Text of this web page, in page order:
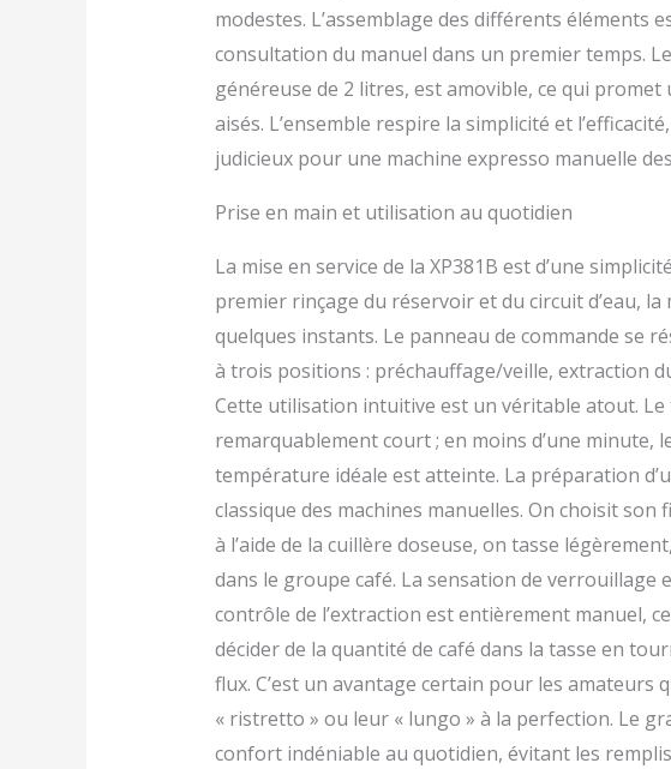
modestes. L’assemblage des différents éléments
consultation du manuel dans un premier temps.
généreuse de 2 litres, est amovible, ce qui
aisés. L’ensemble respire la simplicité et
judicieux pour une machine expresso manuelle
Prise en main et utilisation au quotidien
La mise en service de la XP381B est d’une
premier rinçage du réservoir et du circuit d’eau, la
quelques instants. Le panneau de commande se
à trois positions : préchauffage/veille, extraction
Cette utilisation intuitive est un véritable atout. Le
remarquablement court ; en moins d’une minute,
température idéale est atteinte. La préparation
classique des machines manuelles. On choisit
à l’aide de la cuillère doseuse, on tasse
dans le groupe café. La sensation de verrouillage
contrôle de l’extraction est entièrement manuel,
décider de la quantité de café dans la tasse en
flux. C’est un avantage certain pour les
« ristretto » ou leur « lungo » à la perfection. Le
confort indéniable au quotidien, évitant les